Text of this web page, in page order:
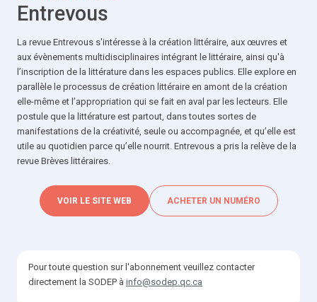
Entrevous
La revue Entrevous s'intéresse à la création littéraire, aux œuvres et
aux évènements multidisciplinaires intégrant le littéraire, ainsi qu'à
l’inscription de la littérature dans les espaces publics. Elle explore en
parallèle le processus de création littéraire en amont de la création
elle-même et l’appropriation qui se fait en aval par les lecteurs. Elle
postule que la littérature est partout, dans toutes sortes de
manifestations de la créativité, seule ou accompagnée, et qu’elle est
utile au quotidien parce qu’elle nourrit. Entrevous a pris la relève de la
revue Brèves littéraires.
VOIR LE SITE WEB ACHETER UN NUMÉRO
Pour toute question sur l'abonnement veuillez contacter
directement la SODEP à info@sodep.qc.ca